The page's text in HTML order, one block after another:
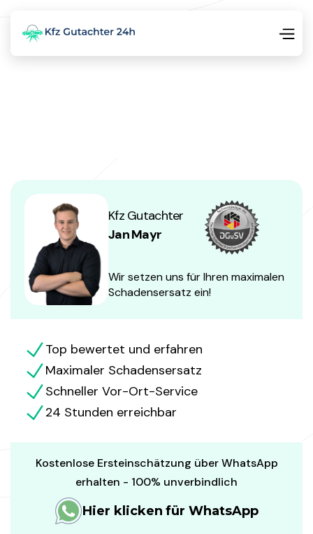
Kfz Gutachter
Jan Mayr
Wir setzen uns für Ihren maximalen
Schadensersatz ein!
Top bewertet und erfahren
Maximaler Schadensersatz
Schneller Vor-Ort-Service
24 Stunden erreichbar
Kostenlose Ersteinschätzung über WhatsApp
erhalten - 100% unverbindlich
Hier klicken für WhatsApp